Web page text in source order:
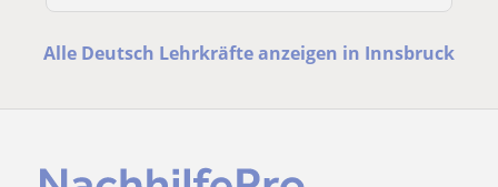
Alle Deutsch Lehrkräfte anzeigen in Innsbruck